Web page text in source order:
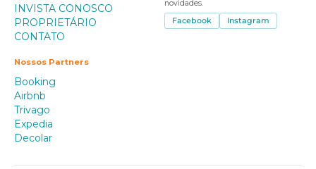
INVISTA CONOSCO
PROPRIETÁRIO
CONTATO
novidades.
Facebook
Instagram
Nossos Partners
Booking
Airbnb
Trivago
Expedia
Decolar